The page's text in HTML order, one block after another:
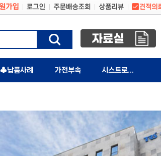
♣납품사례 가전부속 시스트로닉스